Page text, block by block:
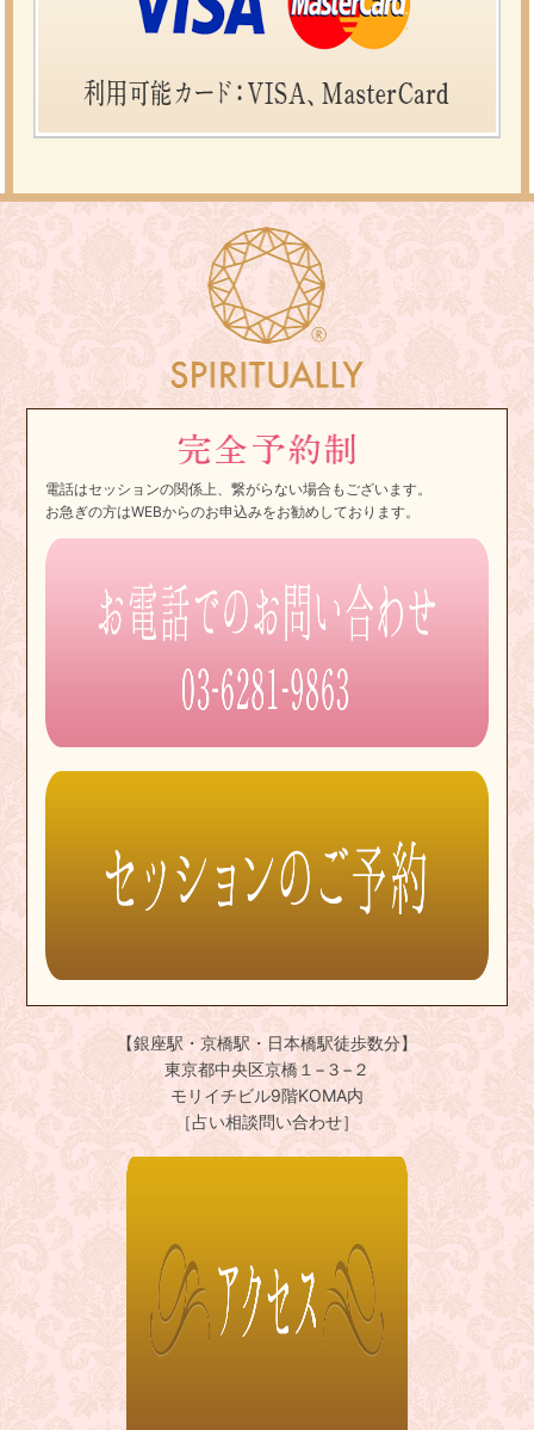
電話はセッションの関係上、繋がらない場合もございます。
お急ぎの方はWEBからのお申込みをお勧めしております。
【銀座駅・京橋駅・日本橋駅徒歩数分】
東京都中央区京橋１−３−２
モリイチビル9階KOMA内
［占い相談問い合わせ］